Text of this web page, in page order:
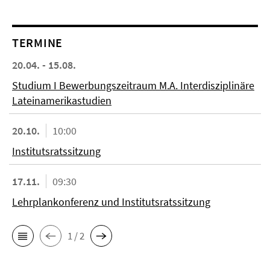
TERMINE
20.04. - 15.08.
Studium I Bewerbungszeitraum M.A. Interdisziplinäre
Lateinamerikastudien
20.10.
10:00
Institutsratssitzung
17.11.
09:30
Lehrplankonferenz und Institutsratssitzung
1 / 2